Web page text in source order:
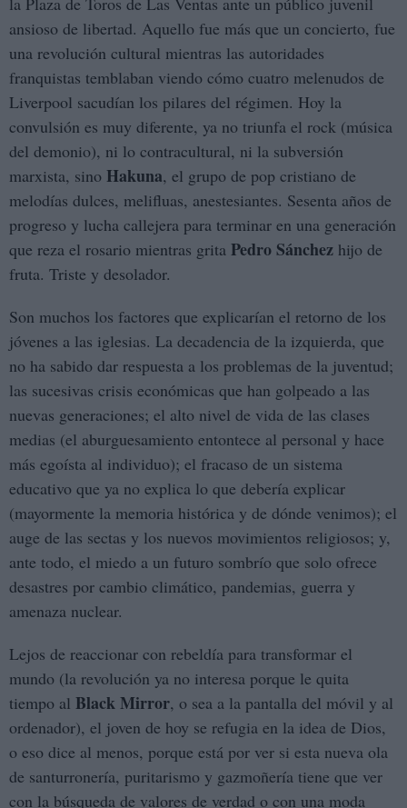
ansioso de libertad. Aquello fue más que un concierto, fue
una revolución cultural mientras las autoridades
franquistas temblaban viendo cómo cuatro melenudos de
Liverpool sacudían los pilares del régimen. Hoy la
convulsión es muy diferente, ya no triunfa el rock (música
del demonio), ni lo contracultural, ni la subversión
marxista, sino Hakuna, el grupo de pop cristiano de
melodías dulces, melifluas, anestesiantes. Sesenta años de
progreso y lucha callejera para terminar en una generación
que reza el rosario mientras grita Pedro Sánchez hijo de
fruta. Triste y desolador.
Son muchos los factores que explicarían el retorno de los
jóvenes a las iglesias. La decadencia de la izquierda, que
no ha sabido dar respuesta a los problemas de la juventud;
las sucesivas crisis económicas que han golpeado a las
nuevas generaciones; el alto nivel de vida de las clases
medias (el aburguesamiento entontece al personal y hace
más egoísta al individuo); el fracaso de un sistema
educativo que ya no explica lo que debería explicar
(mayormente la memoria histórica y de dónde venimos); el
auge de las sectas y los nuevos movimientos religiosos; y,
ante todo, el miedo a un futuro sombrío que solo ofrece
desastres por cambio climático, pandemias, guerra y
amenaza nuclear.
Lejos de reaccionar con rebeldía para transformar el
mundo (la revolución ya no interesa porque le quita
tiempo al Black Mirror, o sea a la pantalla del móvil y al
ordenador), el joven de hoy se refugia en la idea de Dios,
o eso dice al menos, porque está por ver si esta nueva ola
de santurronería, puritarismo y gazmoñería tiene que ver
con la búsqueda de valores de verdad o con una moda